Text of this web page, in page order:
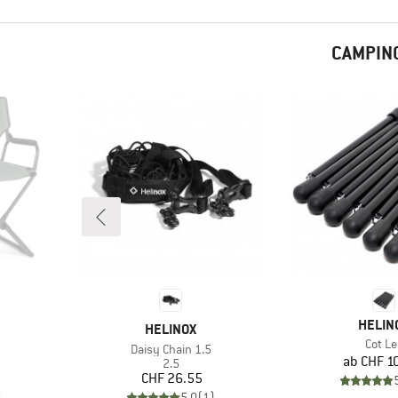
MARKE
HELINOX
Artikel
Daisy Chain 1.5
Produktgruppe
2.5
Preis
CHF 26.55
MARKE
Artikel
Cot
ab CHF